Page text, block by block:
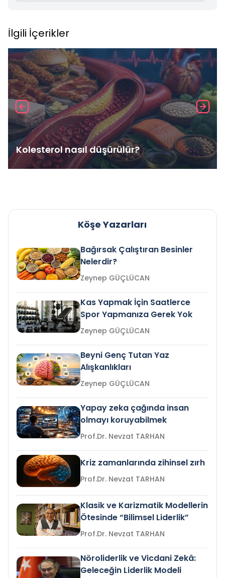
İlgili İçerikler
Kolesterol nasıl düşürülür?
Köşe Yazarları
Bağırsak Çalıştıran Besinler
Nelerdir?
Zeynep GÜÇLÜCAN
Kas Yapmak İçin Saatlerce
Spor Yapmanıza Gerek Yok
Zeynep GÜÇLÜCAN
Beyni Genç Tutan Yaz
Alışkanlıkları
Zeynep GÜÇLÜCAN
Yapay zeka çağında insan
olmayı koruyabilmek
Prof.Dr. Nevzat TARHAN
Kriz zamanlarında zihinsel zırh
Prof.Dr. Nevzat TARHAN
Klasik ve Karizmatik Modellerin
Ötesinde “Bilimsel Liderlik”
Prof.Dr. Nevzat TARHAN
Nöroliderlik ve Vicdani Zekâ:
Geleceğin Liderlik Modeli